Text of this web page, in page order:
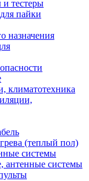
тестеры
пайки
назначения
климатотехника
(теплый пол)
системы
антенные системы